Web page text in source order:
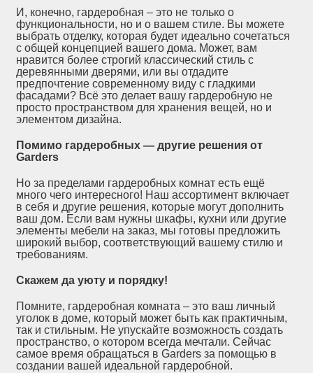
И, конечно, гардеробная – это не только о
функциональности, но и о вашем стиле. Вы можете
выбрать отделку, которая будет идеально сочетаться
с общей концепцией вашего дома. Может, вам
нравится более строгий классический стиль с
деревянными дверями, или вы отдадите
предпочтение современному виду с гладкими
фасадами? Всё это делает вашу гардеробную не
просто пространством для хранения вещей, но и
элементом дизайна.
Помимо гардеробных — другие решения от
Garders
Но за пределами гардеробных комнат есть ещё
много чего интересного! Наш ассортимент включает
в себя и другие решения, которые могут дополнить
ваш дом. Если вам нужны шкафы, кухни или другие
элементы мебели на заказ, мы готовы предложить
широкий выбор, соответствующий вашему стилю и
требованиям.
Скажем да уюту и порядку!
Помните, гардеробная комната – это ваш личный
уголок в доме, который может быть как практичным,
так и стильным. Не упускайте возможность создать
пространство, о котором всегда мечтали. Сейчас
самое время обращаться в Garders за помощью в
создании вашей идеальной гардеробной.